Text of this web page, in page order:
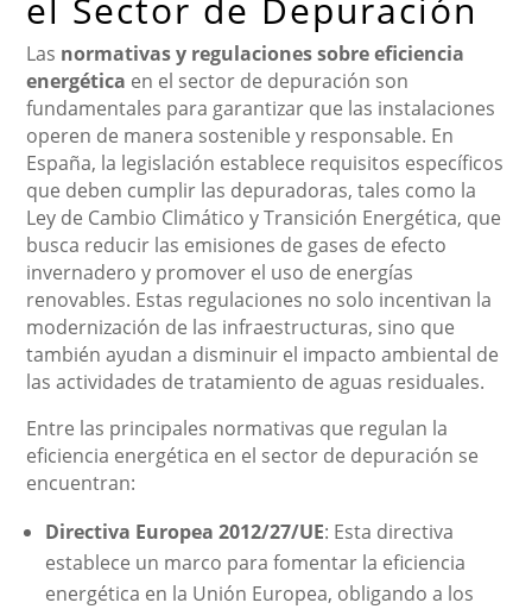
el Sector de Depuración
Las normativas y regulaciones sobre eficiencia
energética en el sector de depuración son
fundamentales para garantizar que las instalaciones
operen de manera sostenible y responsable. En
España, la legislación establece requisitos específicos
que deben cumplir las depuradoras, tales como la
Ley de Cambio Climático y Transición Energética, que
busca reducir las emisiones de gases de efecto
invernadero y promover el uso de energías
renovables. Estas regulaciones no solo incentivan la
modernización de las infraestructuras, sino que
también ayudan a disminuir el impacto ambiental de
las actividades de tratamiento de aguas residuales.
Entre las principales normativas que regulan la
eficiencia energética en el sector de depuración se
encuentran:
Directiva Europea 2012/27/UE: Esta directiva
establece un marco para fomentar la eficiencia
energética en la Unión Europea, obligando a los